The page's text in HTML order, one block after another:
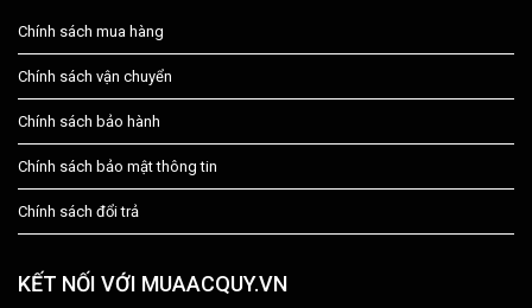
Chính sách mua hàng
Chính sách vận chuyển
Chính sách bảo hành
Chính sách bảo mật thông tin
Chính sách đổi trả
KẾT NỐI VỚI MUAACQUY.VN